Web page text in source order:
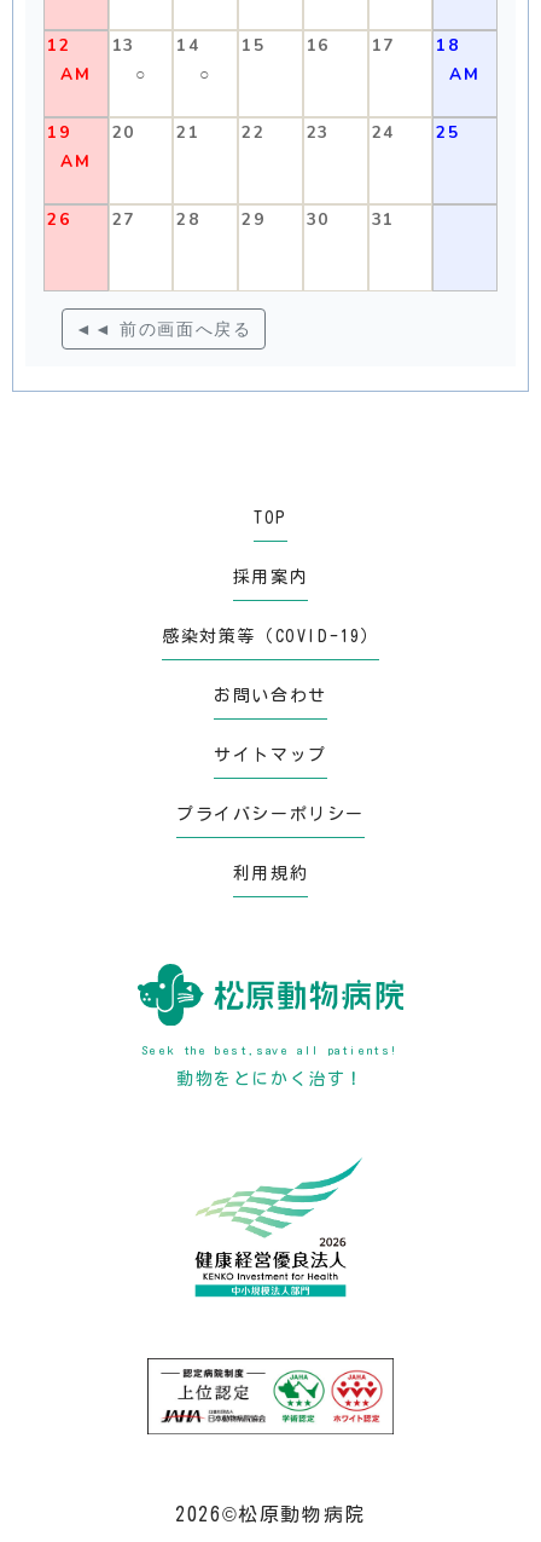
12
AM
13
○
14
○
15 16 17
18
AM
19
AM
20 21 22 23 24 25
26 27 28 29 30 31
◄◄ 前の画面へ戻る
TOP
採用案内
感染対策等（COVID-19）
お問い合わせ
サイトマップ
プライバシーポリシー
利用規約
Seek the best,save all patients!
動物をとにかく治す！
2026©松原動物病院